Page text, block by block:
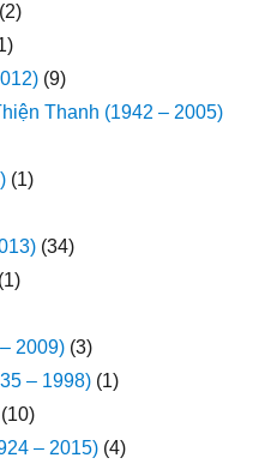
(2)
(9)
Thanh (1942 – 2005)
(1)
(34)
(1)
2009) (3)
– 1998) (1)
(10)
– 2015) (4)